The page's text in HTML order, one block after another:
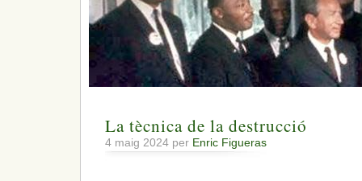
La tècnica de la destrucció
4 maig 2024 per Enric Figueras